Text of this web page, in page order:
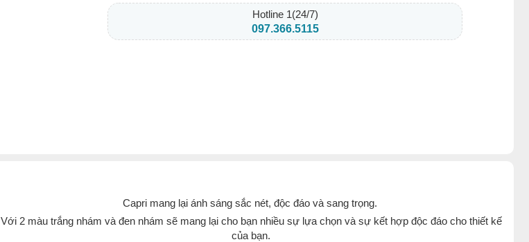
Hotline 1(24/7)
097.366.5115
Capri mang lại ánh sáng sắc nét, độc đáo và sang trọng.
Với 2 màu trắng nhám và đen nhám sẽ mang lại cho bạn nhiều sự lựa chọn và sự kết hợp độc đáo cho thiết kế
của bạn.